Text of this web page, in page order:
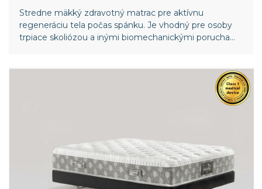
Stredne mäkký zdravotný matrac pre aktívnu
regeneráciu tela počas spánku. Je vhodný pre osoby
trpiace skoliózou a inými biomechanickými poruchami